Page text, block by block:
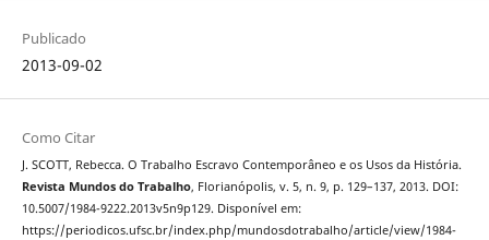
Publicado
2013-09-02
Como Citar
J. SCOTT, Rebecca. O Trabalho Escravo Contemporâneo e os Usos da História.
Revista Mundos do Trabalho, Florianópolis, v. 5, n. 9, p. 129–137, 2013. DOI:
10.5007/1984-9222.2013v5n9p129. Disponível em:
https://periodicos.ufsc.br/index.php/mundosdotrabalho/article/view/1984-